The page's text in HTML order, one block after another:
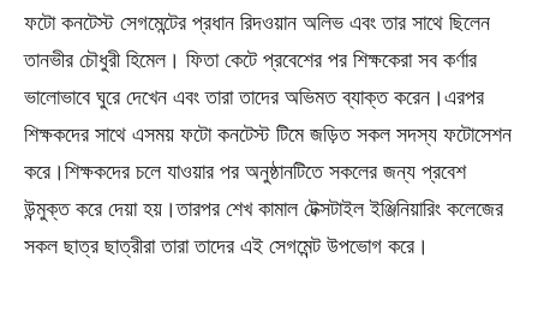
ফটো কনটেস্ট সেগমেন্টের প্রধান রিদওয়ান অলিভ এবং তার সাথে ছিলেন
তানভীর চৌধুরী হিমেল। ফিতা কেটে প্রবেশের পর শিক্ষকেরা সব কর্ণার
ভালোভাবে ঘুরে দেখেন এবং তারা তাদের অভিমত ব্যাক্ত করেন।এরপর
শিক্ষকদের সাথে এসময় ফটো কনটেস্ট টিমে জড়িত সকল সদস্য ফটোসেশন
করে।শিক্ষকদের চলে যাওয়ার পর অনুষ্ঠানটিতে সকলের জন্য প্রবেশ
উন্মুক্ত করে দেয়া হয়।তারপর শেখ কামাল টেক্সটাইল ইঞ্জিনিয়ারিং কলেজের
সকল ছাত্র ছাত্রীরা তারা তাদের এই সেগমেন্ট উপভোগ করে।